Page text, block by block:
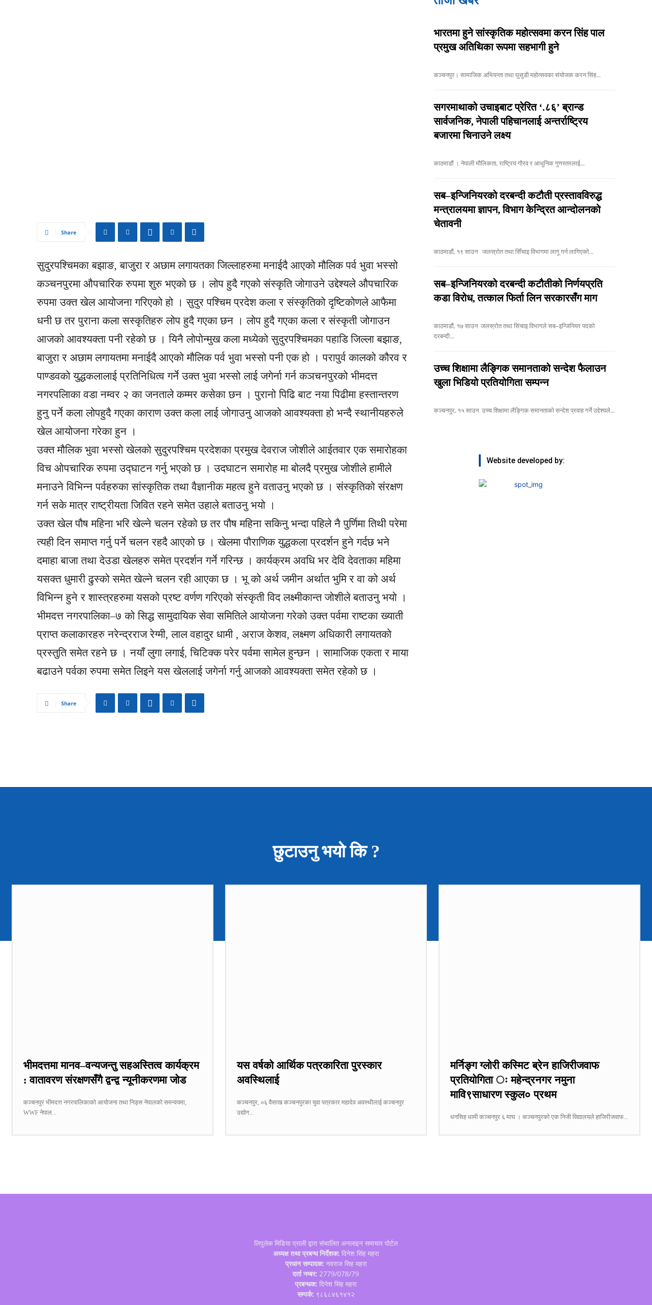
Share
सुदुरपश्चिमका बझाङ, बाजुरा र अछाम लगायतका जिल्लाहरुमा मनाईदै आएको मौलिक पर्व भुवा भस्सो
कञ्चनपुरमा औपचारिक रुपमा शुरु भएको छ । लोप हुदै गएको संस्कृति जोगाउने उद्देश्यले औपचारिक
रुपमा उक्त खेल आयोजना गरिएको हो । सुदुर पश्चिम प्रदेश कला र संस्कृतिको दृष्टिकोणले आफैमा
धनी छ तर पुराना कला सस्कृतिहरु लोप हुदै गएका छन । लोप हुदै गएका कला र संस्कृती जोगाउन
आजको आवश्यक्ता पनी रहेको छ । यिनै लोपोन्मुख कला मध्येको सुदुरपश्चिमका पहाडि जिल्ला बझाङ,
बाजुरा र अछाम लगायतमा मनाईदै आएको मौलिक पर्व भुवा भस्सो पनी एक हो । परापुर्व कालको कौरव र
पाण्डवको युद्धकलालाई प्रतिनिधित्व गर्ने उक्त भुवा भस्सो लाई जगेर्ना गर्न कञचनपुरको भीमदत्त
नगरपलिाका वडा नम्वर २ का जनताले कम्मर कसेका छन । पुरानो पिढि बाट नया पिढीमा हस्तान्तरण
हुनु पर्ने कला लोपहुदै गएका काराण उक्त कला लाई जोगाउनु आजको आवश्यक्ता हो भन्दै स्थानीयहरुले
खेल आयोजना गरेका हुन ।
उक्त मौलिक भुवा भस्सो खेलको सुदुरपश्चिम प्रदेशका प्रमुख देवराज जोशीले आईतवार एक समारोहका
विच ओपचारिक रुपमा उद्घाटन गर्नु भएको छ । उदघाटन समारोह मा बोलदै प्रमुख जोशीले हामीले
मनाउने विभिन्न पर्वहरुका सांस्कृतिक तथा वैज्ञानीक महत्व हुने वताउनु भएको छ । संस्कृतिको संरक्षण
गर्न सके मात्र राष्ट्रीयता जिवित रहने समेत उहाले बताउनु भयो ।
उक्त खेल पौष महिना भरि खेल्ने चलन रहेको छ तर पौष महिना सकिनु भन्दा पहिले नै पुर्णिमा तिथी परेमा
त्यही दिन समाप्त गर्नु पर्ने चलन रहदै आएको छ । खेलमा पौराणिक युद्धकला प्रदर्शन हुने गर्दछ भने
दमाहा बाजा तथा देउडा खेलहरु समेत प्रदर्शन गर्ने गरिन्छ । कार्यक्रम अवधि भर देवि देवताका महिमा
यसक्त धुमारी ढुस्को समेत खेल्ने चलन रही आएका छ । भू को अर्थ जमीन अर्थात भुमि र वा को अर्थ
विभिन्न हुने र शास्त्रहरुमा यसको प्रष्ट वर्णण गरिएको संस्कृती विद लक्ष्मीकान्त जोशीले बताउनु भयो ।
भीमदत्त नगरपालिका–७ को सिद्ध सामुदायिक सेवा समितिले आयोजना गरेको उक्त पर्वमा राष्टका ख्याती
प्राप्त कलाकारहरु नरेन्द्रराज रेग्मी, लाल वहादुर धामी , अराज केशव, लक्ष्मण अधिकारी लगायतको
प्रस्तुति समेत रहने छ । नयाँ लुगा लगाई, चिटिक्क परेर पर्वमा सामेल हुन्छन । सामाजिक एकता र माया
बढाउने पर्वका रुपमा समेत लिइने यस खेललाई जगेर्ना गर्नु आजको आवश्यक्ता समेत रहेको छ ।
Share
भारतमा हुने सांस्कृतिक महोत्सवमा करन सिंह पाल
प्रमुख अतिथिका रूपमा सहभागी हुने
कञ्चनपुर। सामाजिक अभियन्ता तथा घुसुडी महोत्सवका संयोजक करन सिंह...
सगरमाथाको उचाइबाट प्रेरित ‘.८६’ ब्रान्ड
सार्वजनिक, नेपाली पहिचानलाई अन्तर्राष्ट्रिय
बजारमा चिनाउने लक्ष्य
काठमाडौं । नेपाली मौलिकता, राष्ट्रिय गौरव र आधुनिक गुणस्तरलाई...
सब–इन्जिनियरको दरबन्दी कटौती प्रस्तावविरुद्ध
मन्त्रालयमा ज्ञापन, विभाग केन्द्रित आन्दोलनको
चेतावनी
काठमाडौं, १९ साउन जलस्रोत तथा सिँचाइ विभागमा लागू गर्न लागिएको...
सब–इन्जिनियरको दरबन्दी कटौतीको निर्णयप्रति
कडा विरोध, तत्काल फिर्ता लिन सरकारसँग माग
काठमाडौं, १७ साउन जलस्रोत तथा सिंचाइ विभागले सब–इन्जिनियर पदको
दरबन्दी...
उच्च शिक्षामा लैङ्गिक समानताको सन्देश फैलाउन
खुला भिडियो प्रतियोगिता सम्पन्न
कञ्चनपुर, १५ साउन उच्च शिक्षामा लैङ्गिक समानताको सन्देश प्रवाह गर्ने उद्देश्यले...
Website developed by:
छुटाउनु भयो कि ?
भीमदत्तमा मानव–वन्यजन्तु सहअस्तित्व कार्यक्रम
: वातावरण संरक्षणसँगै द्वन्द्व न्यूनीकरणमा जोड
कञ्चनपुर भीमदत्त नगरपालिकाको आयोजना तथा निड्स नेपालको समन्वयमा,
WWF नेपाल...
यस वर्षको आर्थिक पत्रकारिता पुरस्कार
अवस्थिलाई
कञ्चनपुर, ०६ वैसाख कञ्चनपुरका युवा पत्रकार महादेव अवस्थीलाई कञ्चनपुर
उद्योग...
मर्निङ्ग ग्लोरी कस्मिट ब्रेन हाजिरीजवाफ
प्रतियोगिता ः महेन्द्रनगर नमुना
मावि९साधारण स्कुल० प्रथम
धनसिह धामी कञ्चनपुर ६ माघ । कञ्चनपुरको एक निजी विद्यालयले हाजिरीजवाफ...
लिपुलेक मिडिया प्राली द्वारा संचालित अनलाइन समाचार पोर्टल
अध्यक्ष तथा प्रबन्ध निर्देशक: दिनेश सिंह महरा
प्रधान सम्पादक: नवराज सिह महरा
दर्ता नम्बर: 2779/078/79
प्रबन्धक: दिनेश सिंह महरा
सम्पर्क: ९८६८४६१४१२